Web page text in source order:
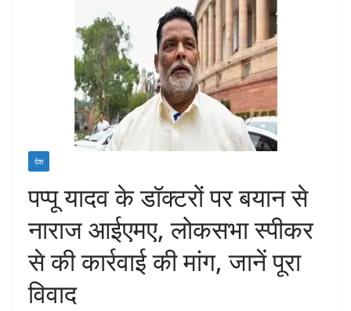
देश
पप्पू यादव के डॉक्टरों पर बयान से
नाराज आईएमए, लोकसभा स्पीकर
से की कार्रवाई की मांग, जानें पूरा
विवाद